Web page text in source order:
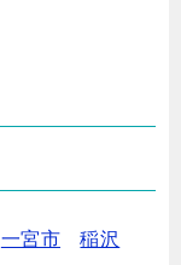
一宮市
稲沢